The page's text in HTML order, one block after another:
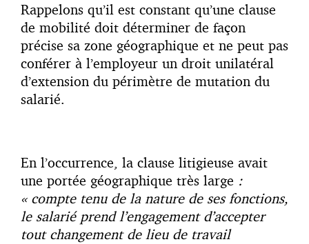
Rappelons qu’il est constant qu’une clause
de mobilité doit déterminer de façon
précise sa zone géographique et ne peut pas
conférer à l’employeur un droit unilatéral
d’extension du périmètre de mutation du
salarié.
En l’occurrence, la clause litigieuse avait
une portée géographique très large :
« compte tenu de la nature de ses fonctions,
le salarié prend l’engagement d’accepter
tout changement de lieu de travail